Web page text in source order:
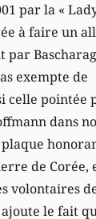
par la «
à faire un
par
exempte de
celle pointée
dans
plaque
de Corée,
volontaires
le fait